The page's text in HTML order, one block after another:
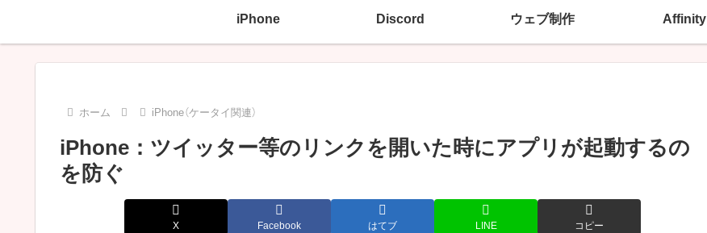
iPhone Discord ウェブ制作 Affinity
ホーム iPhone（ケータイ関連）
iPhone：ツイッター等のリンクを開いた時にアプリが起動するの
を防ぐ
X Facebook はてブ LINE コピー